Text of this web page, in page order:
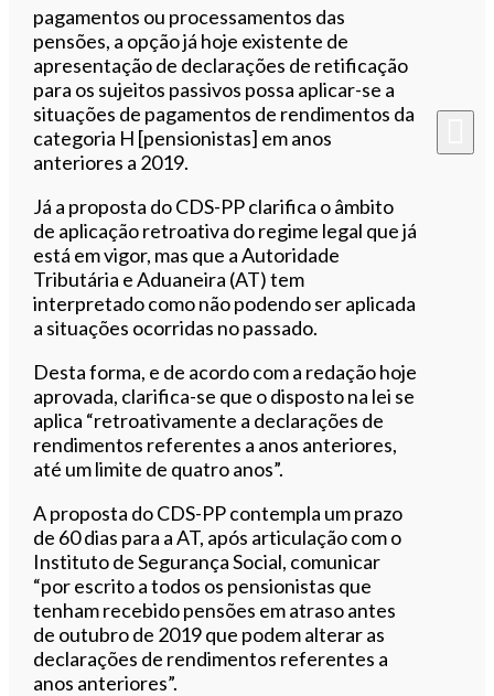
pagamentos ou processamentos das
pensões, a opção já hoje existente de
apresentação de declarações de retificação
para os sujeitos passivos possa aplicar-se a
situações de pagamentos de rendimentos da
categoria H [pensionistas] em anos
anteriores a 2019.
Já a proposta do CDS-PP clarifica o âmbito
de aplicação retroativa do regime legal que já
está em vigor, mas que a Autoridade
Tributária e Aduaneira (AT) tem
interpretado como não podendo ser aplicada
a situações ocorridas no passado.
Desta forma, e de acordo com a redação hoje
aprovada, clarifica-se que o disposto na lei se
aplica “retroativamente a declarações de
rendimentos referentes a anos anteriores,
até um limite de quatro anos”.
A proposta do CDS-PP contempla um prazo
de 60 dias para a AT, após articulação com o
Instituto de Segurança Social, comunicar
“por escrito a todos os pensionistas que
tenham recebido pensões em atraso antes
de outubro de 2019 que podem alterar as
declarações de rendimentos referentes a
anos anteriores”.